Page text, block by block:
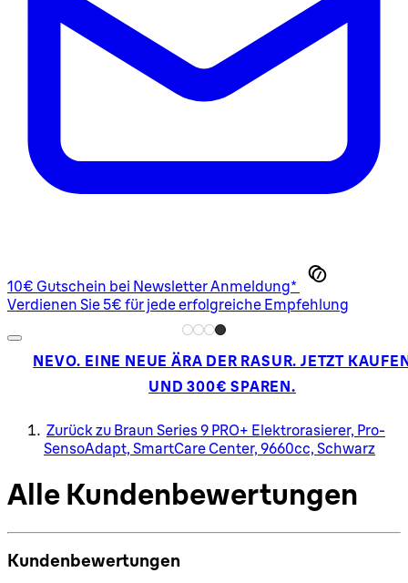
10€ Gutschein bei Newsletter Anmeldung*
Verdienen Sie 5€ für jede erfolgreiche Empfehlung
NEVO. EINE NEUE ÄRA DER RASUR. JETZT
UND 300€ SPAREN.
Zurück zu Braun Series 9 PRO+ Elektrorasierer, Pro-
SensoAdapt, SmartCare Center, 9660cc, Schwarz
Alle Kundenbewertungen
Kundenbewertungen